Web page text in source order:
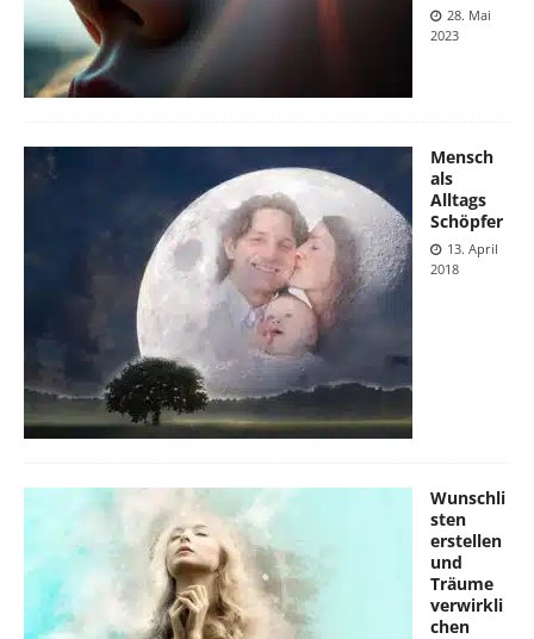
28. Mai
2023
Mensch
als
Alltags
Schöpfer
13. April
2018
Wunschli
sten
erstellen
und
Träume
verwirkli
chen